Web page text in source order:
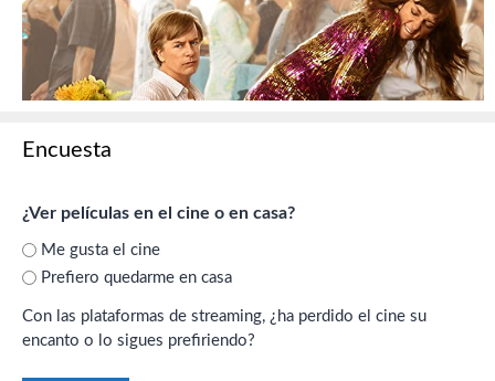
Encuesta
¿Ver películas en el cine o en casa?
Me gusta el cine
Prefiero quedarme en casa
Con las plataformas de streaming, ¿ha perdido el cine su
encanto o lo sigues prefiriendo?